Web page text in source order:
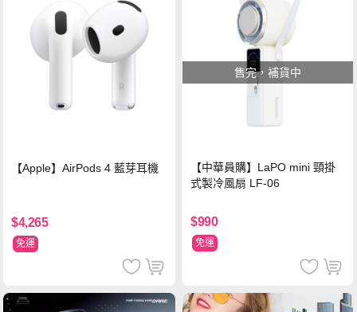
【Apple】AirPods 4 藍芽耳機
$4,265
免運
售完，補貨中
【中華員購】LaPO mini 頸掛
式製冷風扇 LF-06
$990
免運